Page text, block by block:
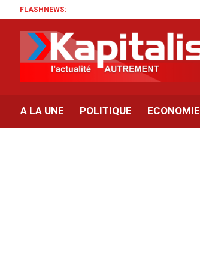
FLASHNEWS:
A LA UNE POLITIQUE ECONOMIE